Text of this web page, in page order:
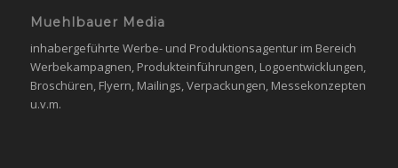
Muehlbauer Media
inhabergeführte Werbe- und Produktionsagentur im Bereich
Werbekampagnen, Produkteinführungen, Logoentwicklungen,
Broschüren, Flyern, Mailings, Verpackungen, Messekonzepten
u.v.m.